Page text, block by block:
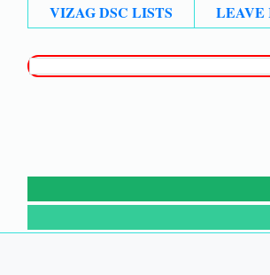
VIZAG DSC LISTS
LEAVE